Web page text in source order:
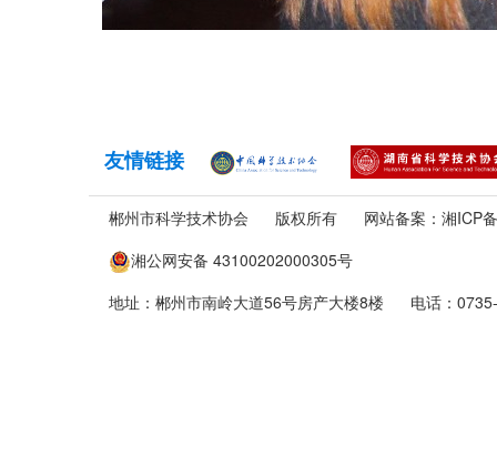
友情链接
郴州市科学技术协会 版权所有 网站备案： 湘ICP
湘公网安备 43100202000305号
地址：郴州市南岭大道56号房产大楼8楼
电话：